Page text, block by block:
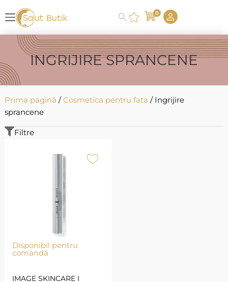
0
INGRIJIRE SPRANCENE
Prima pagină /Cosmetica pentru fata / Ingrijire
sprancene
Filtre
Disponibil pentru
comandă
IMAGE SKINCARE I